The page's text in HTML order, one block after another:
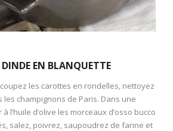
EN BLANQUETTE
les carottes en rondelles, nettoyez
les champignons de Paris. Dans une
l’huile d’olive les morceaux d’osso bucco
salez, poivrez, saupoudrez de farine et